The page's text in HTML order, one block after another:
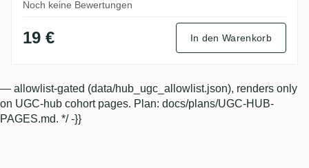
Noch keine Bewertungen
19 € In den Warenkorb
— allowlist-gated (data/hub_ugc_allowlist.json), renders only
on UGC-hub cohort pages. Plan: docs/plans/UGC-HUB-
PAGES.md. */ -}}